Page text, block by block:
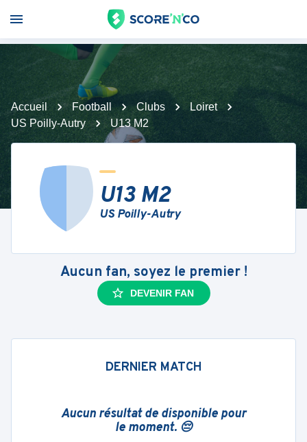
Accueil Football Clubs
Loiret
US Poilly-Autry
U13 M2
U13 M2
US Poilly-Autry
Aucun fan, soyez le premier !
DEVENIR FAN
DERNIER MATCH
Aucun résultat de disponible pour
le moment. 😔